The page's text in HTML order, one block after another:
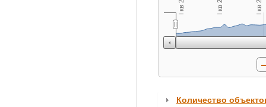
Количество